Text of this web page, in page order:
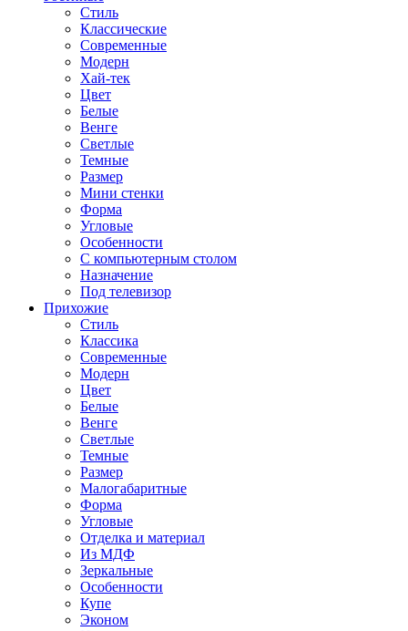
Стиль
Классические
Современные
Модерн
Хай-тек
Цвет
Белые
Венге
Светлые
Темные
Размер
Мини стенки
Форма
Угловые
Особенности
С компьютерным столом
Назначение
Под телевизор
Прихожие
Стиль
Классика
Современные
Модерн
Цвет
Белые
Венге
Светлые
Темные
Размер
Малогабаритные
Форма
Угловые
Отделка и материал
Из МДФ
Зеркальные
Особенности
Купе
Эконом